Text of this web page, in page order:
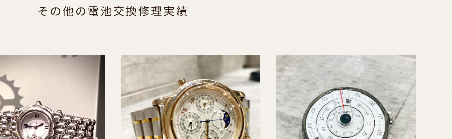
その他の電池交換修理実績